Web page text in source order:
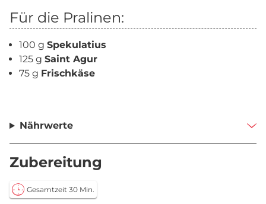
Für die Pralinen:
100 g Spekulatius
125 g Saint Agur
75 g Frischkäse
Nährwerte
Zubereitung
Gesamtzeit 30 Min.